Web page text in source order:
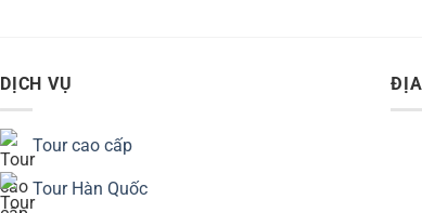
DỊCH VỤ
Tour cao cấp
Tour Hàn Quốc